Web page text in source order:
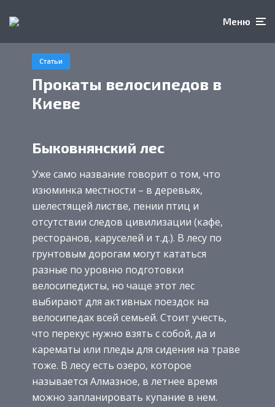
Меню
Статьи
Прокаты велосипедов в
Киеве
Быковнянский лес
Уже само название говорит о том, что
изюминка местности – в деревьях,
шелестящей листве, пении птиц и
отсутствии следов цивилизации (кафе,
ресторанов, каруселей и т.д.). В лесу по
грунтовым дорогам могут кататься
разные по уровню подготовки
велосипедисты, но чаще этот лес
выбирают для активных поездок на
велосипедах всей семьей. Стоит учесть,
что перекус нужно взять с собой, да и
карематы или пледы для сидения на траве
тоже. В лесу есть озеро, которое
называется Алмазное, в летнее время
можно запланировать купание в нем.